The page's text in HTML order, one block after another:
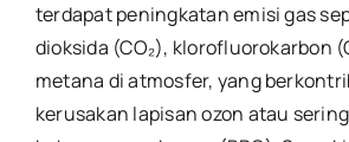
terdapat peningkatan emisi gas
dioksida (CO₂), klorofluorokarbon
metana di atmosfer, yang
kerusakan lapisan ozon atau